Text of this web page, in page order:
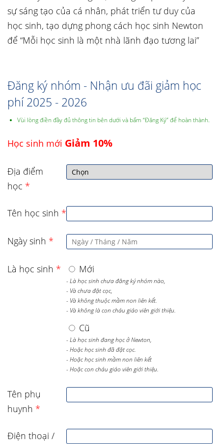
sự sáng tạo của cá nhân, phát triển tư duy của
học sinh, tạo dựng phong cách học sinh Newton
để “Mỗi học sinh là một nhà lãnh đạo tương lai”
Đăng ký nhóm - Nhận ưu đãi giảm học
phí 2025 - 2026
Vùi lòng điền đầy đủ thông tin bên dưới và bấm “Đăng Ký” để hoàn thành.
Học sinh mới Giảm 10%
Địa điểm
học *
Tên học sinh *
Ngày sinh *
Là học sinh * Mới
- Là học sinh chưa đăng ký nhóm nào,
- Và chưa đặt cọc,
- Và không thuộc mầm non liên kết.
- Và không là con cháu giáo viên giới thiệu.
Cũ
- Là học sinh đang học ở Newton,
- Hoặc học sinh đã đặt cọc.
- Hoặc học sinh mầm non liên kết
- Hoặc con cháu giáo viên giới thiệu.
Tên phụ
huynh *
Điện thoại /